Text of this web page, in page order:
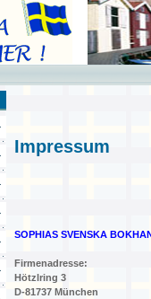
Impressum
SOPHIAS SVENSKA
Firmenadresse:
Hötzlring 3
D-81737 München